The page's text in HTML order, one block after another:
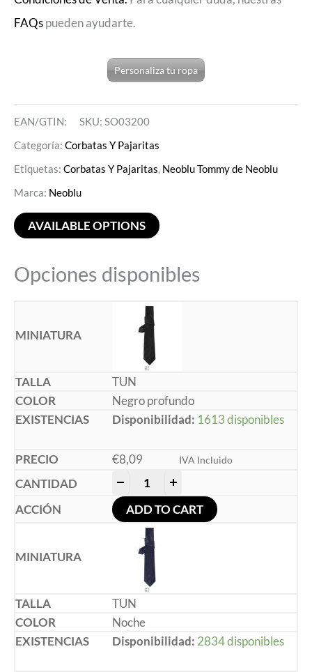
FAQspueden ayudarte.
Personaliza tu ropa
EAN/GTIN: SKU: SO03200
Categoría: Corbatas Y Pajaritas
Etiquetas: Corbatas Y Pajaritas, Neoblu Tommy de Neoblu
Marca: Neoblu
AVAILABLE OPTIONS
Opciones disponibles
TUN
Negro profundo
Disponibilidad: 1613 disponibles
€8,09 IVA Incluido
ADD TO CART
TUN
Noche
Disponibilidad: 2834 disponibles